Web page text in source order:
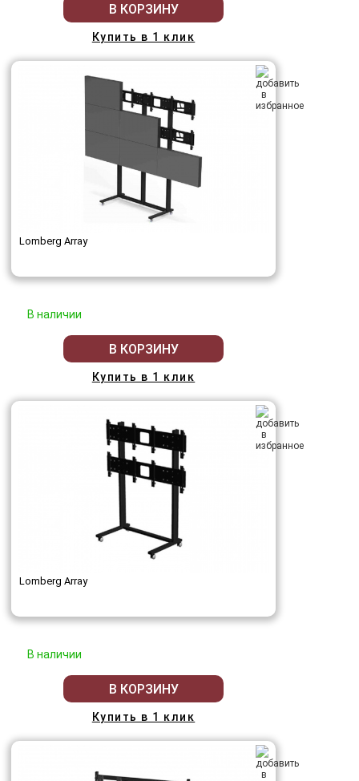
В КОРЗИНУ
Купить в 1 клик
Lomberg Array
В наличии
В КОРЗИНУ
Купить в 1 клик
Lomberg Array
В наличии
В КОРЗИНУ
Купить в 1 клик